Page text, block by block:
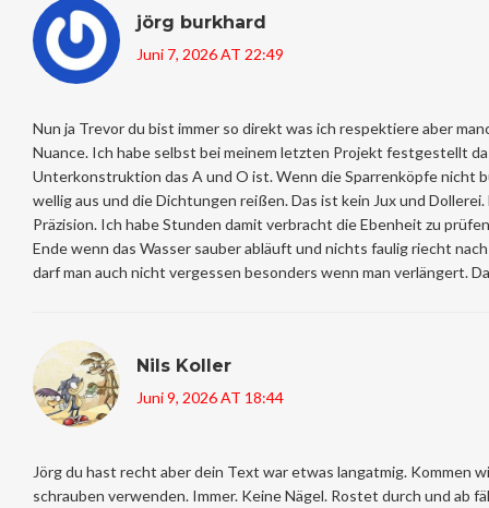
jörg burkhard
Juni 7, 2026 AT 22:49
Nun ja Trevor du bist immer so direkt was ich respektiere aber
Nuance. Ich habe selbst bei meinem letzten Projekt festgestellt
Unterkonstruktion das A und O ist. Wenn die Sparrenköpfe nicht
wellig aus und die Dichtungen reißen. Das ist kein Jux und
Präzision. Ich habe Stunden damit verbracht die Ebenheit zu
Ende wenn das Wasser sauber abläuft und nichts faulig riecht
darf man auch nicht vergessen besonders wenn man verlängert.
Nils Koller
Juni 9, 2026 AT 18:44
Jörg du hast recht aber dein Text war etwas langatmig. Kommen
schrauben verwenden. Immer. Keine Nägel. Rostet durch und ab